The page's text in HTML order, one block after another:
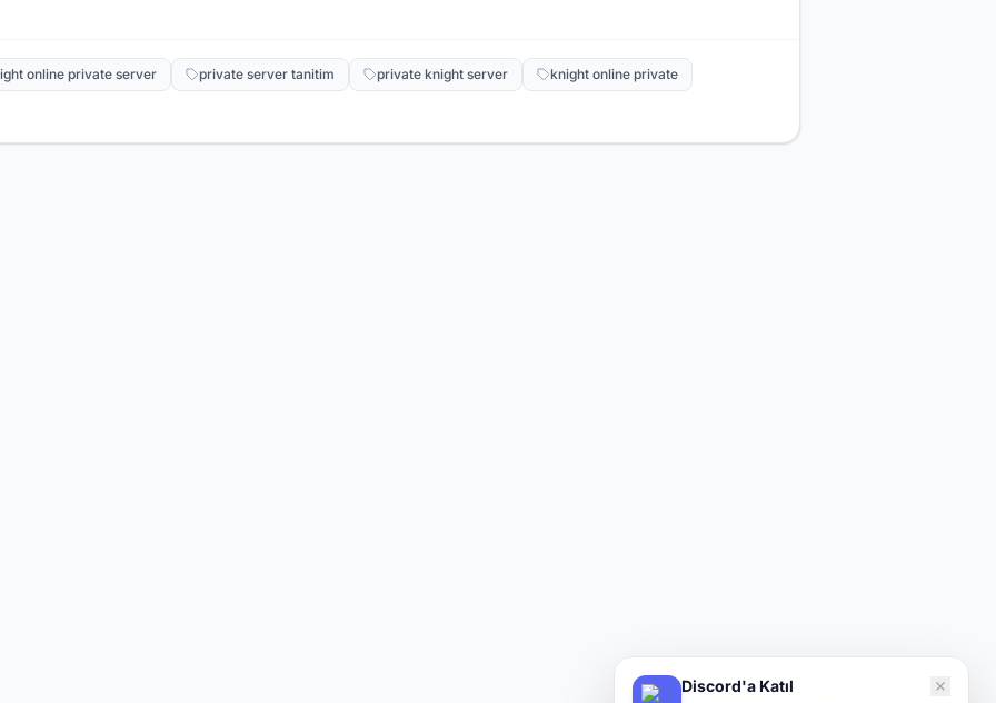
online private server private server tanitim private knight server
knight online private
Discord'a Katıl